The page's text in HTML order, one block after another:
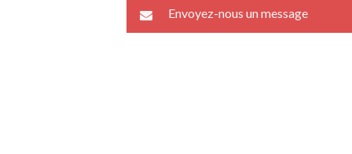
Envoyez-nous un message